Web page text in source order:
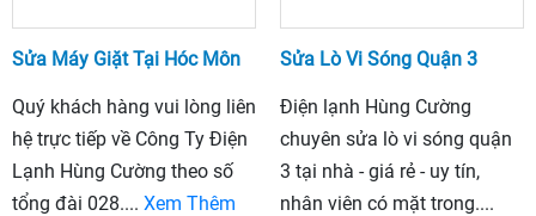
Sửa Máy Giặt Tại Hóc Môn
Quý khách hàng vui lòng liên
hệ trực tiếp về Công Ty Điện
Lạnh Hùng Cường theo số
tổng đài 028.... Xem Thêm
Sửa Lò Vi Sóng Quận 3
Điện lạnh Hùng Cường
chuyên sửa lò vi sóng quận
3 tại nhà - giá rẻ - uy tín,
nhân viên có mặt trong....